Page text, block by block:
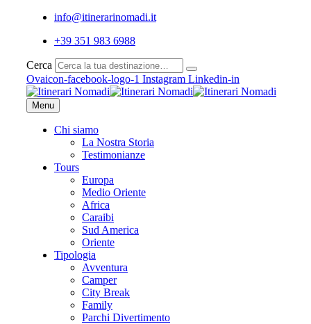
info@itinerarinomadi.it
+39 351 983 6988
Cerca
Ovaicon-facebook-logo-1 Instagram Linkedin-in
Menu
Chi siamo
La Nostra Storia
Testimonianze
Tours
Europa
Medio Oriente
Africa
Caraibi
Sud America
Oriente
Tipologia
Avventura
Camper
City Break
Family
Parchi Divertimento